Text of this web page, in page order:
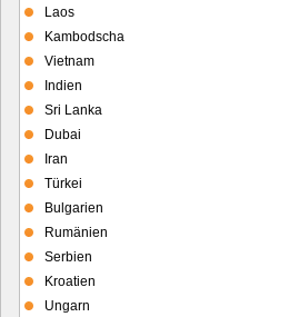
Laos
Kambodscha
Vietnam
Indien
Sri Lanka
Dubai
Iran
Türkei
Bulgarien
Rumänien
Serbien
Kroatien
Ungarn